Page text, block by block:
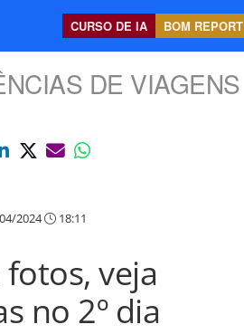
CURSO DE IA BOM REPORT
DE VIAGENS
2024 18:11
veja
no 2º dia